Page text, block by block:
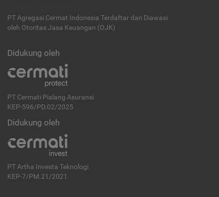
PT Agregasi Cermat Indonesia Terdaftar dan Diawasi
oleh Otoritas Jasa Keuangan (OJK)
Didukung oleh
PT Cermati Pialang Asuransi
KEP-596/PD.02/2025
Didukung oleh
PT Artha Investa Teknologi
KEP-7/PM.21/2021